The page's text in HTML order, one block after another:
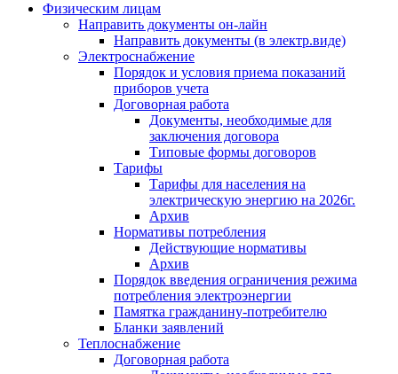
Физическим лицам
Направить документы он-лайн
Направить документы (в электр.виде)
Электроснабжение
Порядок и условия приема показаний
приборов учета
Договорная работа
Документы, необходимые для
заключения договора
Типовые формы договоров
Тарифы
Тарифы для населения на
электрическую энергию на 2026г.
Архив
Нормативы потребления
Действующие нормативы
Архив
Порядок введения ограничения режима
потребления электроэнергии
Памятка гражданину-потребителю
Бланки заявлений
Теплоснабжение
Договорная работа